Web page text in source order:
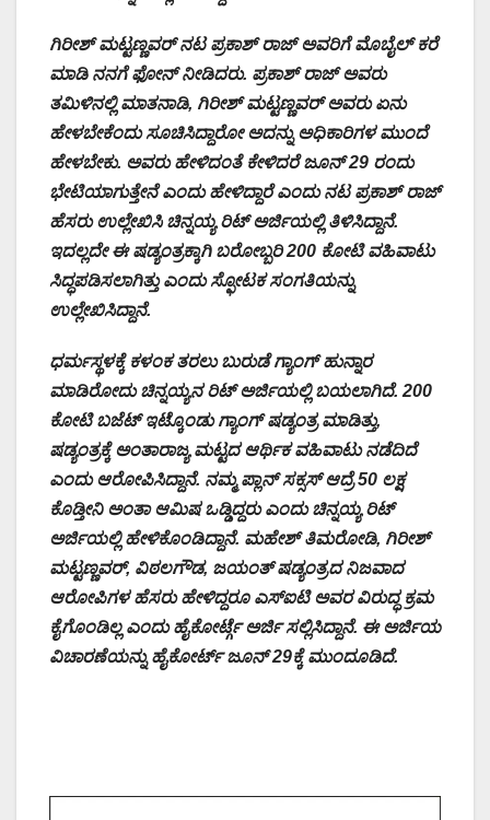
ಗಿರೀಶ್ ಮಟ್ಟಣ್ಣವರ್ ನಟ ಪ್ರಕಾಶ್ ರಾಜ್ ಅವರಿಗೆ ಮೊಬೈಲ್ ಕರೆ
ಮಾಡಿ ನನಗೆ ಫೋನ್ ನೀಡಿದರು. ಪ್ರಕಾಶ್ ರಾಜ್ ಅವರು
ತಮಿಳಿನಲ್ಲಿ ಮಾತನಾಡಿ, ಗಿರೀಶ್ ಮಟ್ಟಣ್ಣವರ್ ಅವರು ಏನು
ಹೇಳಬೇಕೆಂದು ಸೂಚಿಸಿದ್ದಾರೋ ಅದನ್ನು ಅಧಿಕಾರಿಗಳ ಮುಂದೆ
ಹೇಳಬೇಕು. ಅವರು ಹೇಳಿದಂತೆ ಕೇಳಿದರೆ ಜೂನ್ 29 ರಂದು
ಭೇಟಿಯಾಗುತ್ತೇನೆ ಎಂದು ಹೇಳಿದ್ದಾರೆ ಎಂದು ನಟ ಪ್ರಕಾಶ್ ರಾಜ್
ಹೆಸರು ಉಲ್ಲೇಖಿಸಿ ಚಿನ್ನಯ್ಯ ರಿಟ್ ಅರ್ಜಿಯಲ್ಲಿ ತಿಳಿಸಿದ್ದಾನೆ.
ಇದಲ್ಲದೇ ಈ ಷಡ್ಯಂತ್ರಕ್ಕಾಗಿ ಬರೋಬ್ಬರಿ 200 ಕೋಟಿ ವಹಿವಾಟು
ಸಿದ್ಧಪಡಿಸಲಾಗಿತ್ತು ಎಂದು ಸ್ಫೋಟಕ ಸಂಗತಿಯನ್ನು
ಉಲ್ಲೇಖಿಸಿದ್ದಾನೆ.
ಧರ್ಮಸ್ಥಳಕ್ಕೆ ಕಳಂಕ ತರಲು ಬುರುಡೆ ಗ್ಯಾಂಗ್ ಹುನ್ನಾರ
ಮಾಡಿರೋದು ಚಿನ್ನಯ್ಯನ ರಿಟ್ ಅರ್ಜಿಯಲ್ಲಿ ಬಯಲಾಗಿದೆ. 200
ಕೋಟಿ ಬಜೆಟ್ ಇಟ್ಕೊಂಡು ಗ್ಯಾಂಗ್ ಷಡ್ಯಂತ್ರ ಮಾಡಿತ್ತು,
ಷಡ್ಯಂತ್ರಕ್ಕೆ ಅಂತಾರಾಜ್ಯ ಮಟ್ಟದ ಆರ್ಥಿಕ ವಹಿವಾಟು ನಡೆದಿದೆ
ಎಂದು ಆರೋಪಿಸಿದ್ದಾನೆ. ನಮ್ಮ ಪ್ಲಾನ್ ಸಕ್ಸಸ್ ಆದ್ರೆ 50 ಲಕ್ಷ
ಕೊಡ್ತೀನಿ ಅಂತಾ ಆಮಿಷ ಒಡ್ಡಿದ್ದರು ಎಂದು ಚಿನ್ನಯ್ಯ ರಿಟ್
ಅರ್ಜಿಯಲ್ಲಿ ಹೇಳಿಕೊಂಡಿದ್ದಾನೆ. ಮಹೇಶ್ ತಿಮರೋಡಿ, ಗಿರೀಶ್
ಮಟ್ಟಣ್ಣವರ್, ವಿಠಲಗೌಡ, ಜಯಂತ್ ಷಡ್ಯಂತ್ರದ ನಿಜವಾದ
ಆರೋಪಿಗಳ ಹೆಸರು ಹೇಳಿದ್ದರೂ ಎಸ್‌ಐಟಿ ಅವರ ವಿರುದ್ಧ ಕ್ರಮ
ಕೈಗೊಂಡಿಲ್ಲ ಎಂದು ಹೈಕೋರ್ಟ್ಗೆ ಅರ್ಜಿ ಸಲ್ಲಿಸಿದ್ದಾನೆ. ಈ ಅರ್ಜಿಯ
ವಿಚಾರಣೆಯನ್ನು ಹೈಕೋರ್ಟ್ ಜೂನ್ 29ಕ್ಕೆ ಮುಂದೂಡಿದೆ.